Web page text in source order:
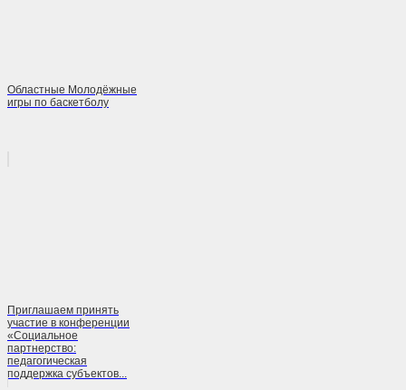
Областные Молодёжные
игры по баскетболу
Приглашаем принять
участие в конференции
«Социальное
партнерство:
педагогическая
поддержка субъектов...